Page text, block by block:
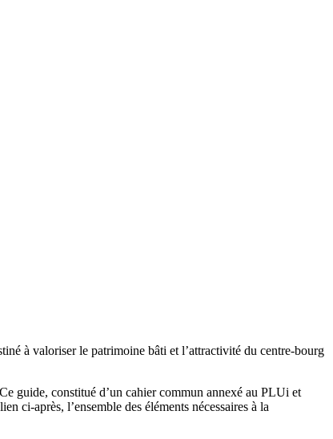
à valoriser le patrimoine bâti et l’attractivité du centre-bourg
guide, constitué d’un cahier commun annexé au PLUi et
ci-après, l’ensemble des éléments nécessaires à la